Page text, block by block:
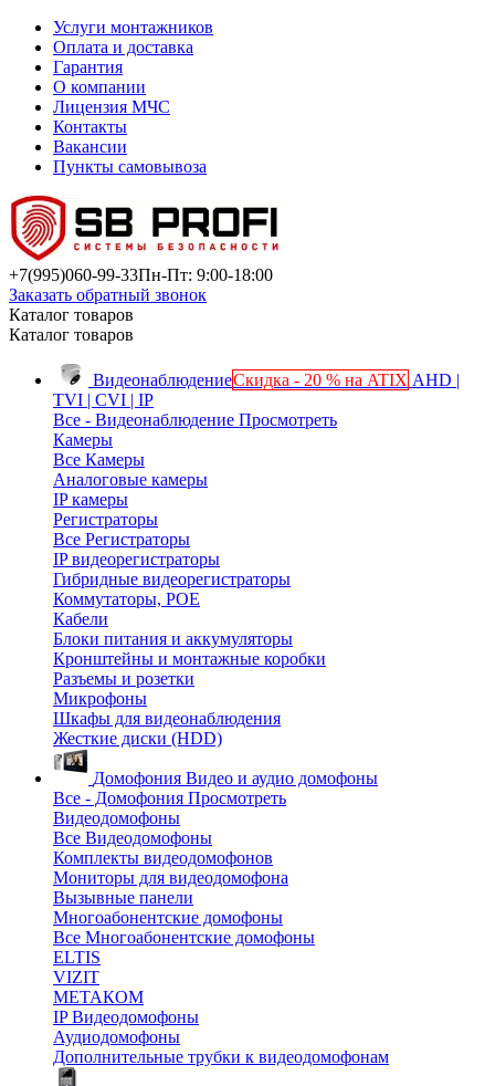
Услуги монтажников
Оплата и доставка
Гарантия
О компании
Лицензия МЧС
Контакты
Вакансии
Пункты самовывоза
+7(995)060-99-33Пн-Пт: 9:00-18:00
Заказать обратный звонок
Каталог товаров
Каталог товаров
ВидеонаблюдениеСкидка - 20 % на ATIX AHD |
TVI | CVI | IP
Все - Видеонаблюдение Просмотреть
Камеры
Все Камеры
Аналоговые камеры
IP камеры
Регистраторы
Все Регистраторы
IP видеорегистраторы
Гибридные видеорегистраторы
Коммутаторы, POE
Кабели
Блоки питания и аккумуляторы
Кронштейны и монтажные коробки
Разъемы и розетки
Микрофоны
Шкафы для видеонаблюдения
Жесткие диски (HDD)
Домофония Видео и аудио домофоны
Все - Домофония Просмотреть
Видеодомофоны
Все Видеодомофоны
Комплекты видеодомофонов
Мониторы для видеодомофона
Вызывные панели
Многоабонентские домофоны
Все Многоабонентские домофоны
ELTIS
VIZIT
МЕТАКОМ
IP Видеодомофоны
Аудиодомофоны
Дополнительные трубки к видеодомофонам